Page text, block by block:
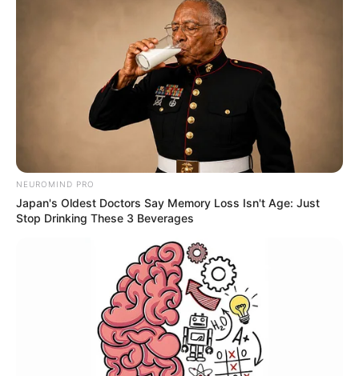
NEUROMIND PRO
Japan's Oldest Doctors Say Memory Loss Isn't Age: Just
Stop Drinking These 3 Beverages